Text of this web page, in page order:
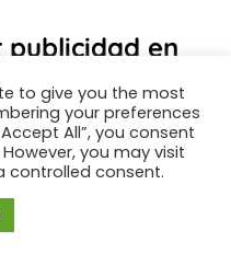
en
to give you the most
your preferences
All”, you consent
you may visit
controlled consent.